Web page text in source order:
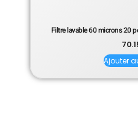
Filtre lavable 60 microns 20
Ajouter